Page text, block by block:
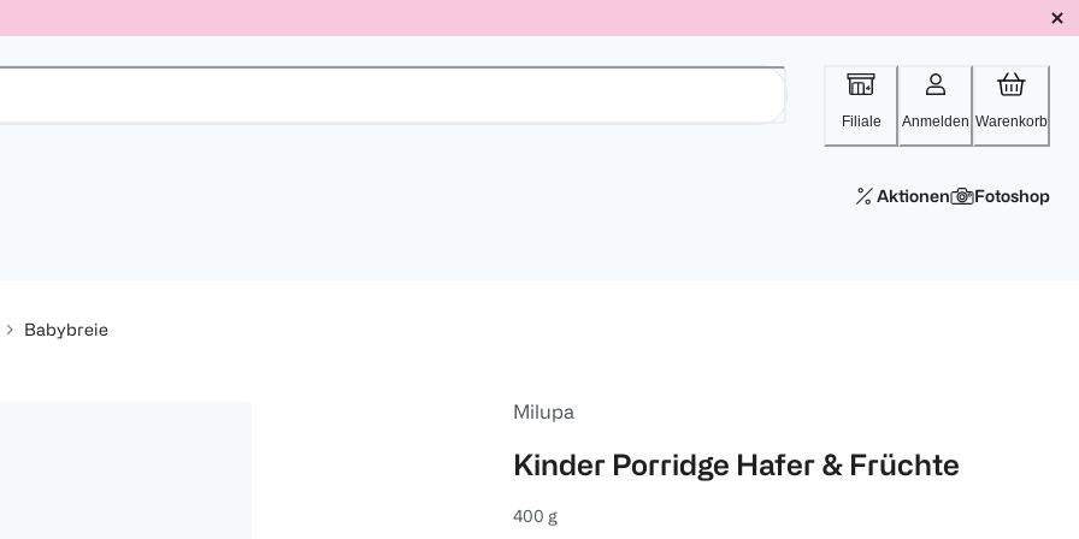
Filiale Anmelden Warenkorb
Aktionen Fotoshop
Babybreie
Milupa
Kinder Porridge Hafer & Früchte
400 g